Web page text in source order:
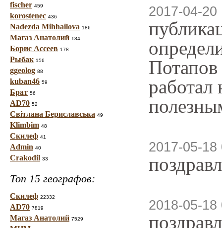
fischer 459
korostenec 436
Nadezda Mihhailova 186
Магаз Анатолий 184
Борис Ассеев 178
Рыбак 156
ggeolog 88
kuban46 59
Брат 56
AD70 52
Світлана Бериславська 49
Klimbim 48
Скилеф 41
Admin 40
Crakodil 33
Топ 15 географов:
Скилеф 22332
AD70 7819
Магаз Анатолий 7529
2017-04-20
2017-05-18
2018-05-18